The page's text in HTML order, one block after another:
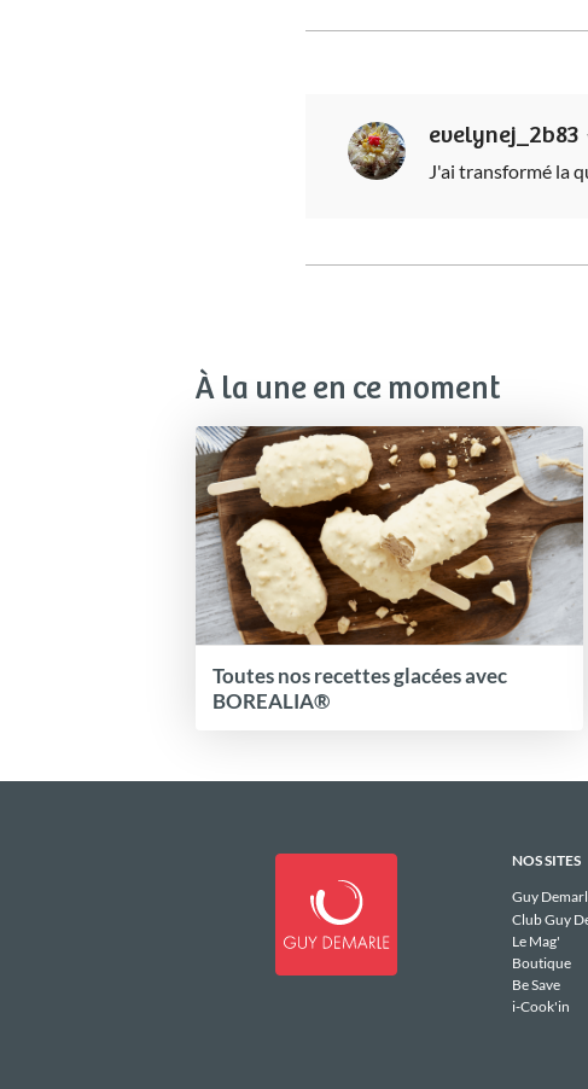
evelynej_2b83
J'ai transformé la
À la une en ce moment
Toutes nos recettes glacées avec
BOREALIA®
NOS SITES
Guy
Club Guy
Le Mag'
Boutique
Be Save
i-Cook'in